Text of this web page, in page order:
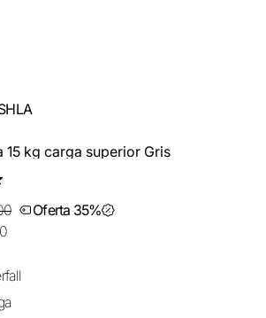
15 kg carga superior Gris
Oferta 35%